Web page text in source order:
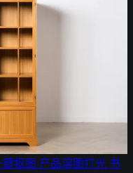
键抠图 产品溶图打光 书